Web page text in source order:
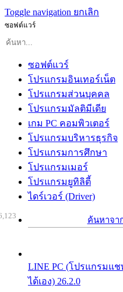
Toggle navigation ยกเลิก
ซอฟต์แวร์
ซอฟต์แวร์
โปรแกรมอินเทอร์เน็ต
โปรแกรมส่วนบุคคล
โปรแกรมมัลติมีเดีย
เกม PC คอมพิวเตอร์
โปรแกรมบริหารธุรกิจ
โปรแกรมการศึกษา
โปรแกรมเมอร์
โปรแกรมยูทิลิตี้
ไดร์เวอร์ (Driver)
ค้นหาจา
LINE PC (โปรแกรมแ
ได้เอง) 26.2.0